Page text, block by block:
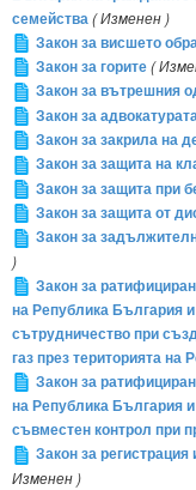
семейства( Изменен )
Закон за висшето
Закон за горите(
Закон за вътрешния
Закон за
Закон за закрила на
Закон за защита на
Закон за защита при
Закон за защита от
Закон за
)
Закон за
на Република България
сътрудничество при
газ през територията на
Закон за
на Република България
съвместен контрол при
Закон за
Изменен )